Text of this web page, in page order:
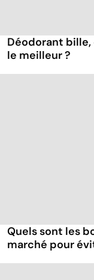
Déodorant
le meilleur ?
Quels sont les
marché pour